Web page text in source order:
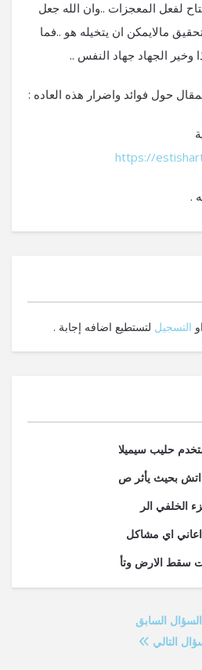
لفعل المعجزات ..وان الله جعل
مالايمكن ان يتخيله هو ..فما
الجهاد جهاد النفس ..
حول فوائد واضرار هذه العاده :
https://
.
او التسجيل لتستطيع اضافه إجابة .
بحيث يأثر ص
الخلفي الر
السؤال السابق
التالي